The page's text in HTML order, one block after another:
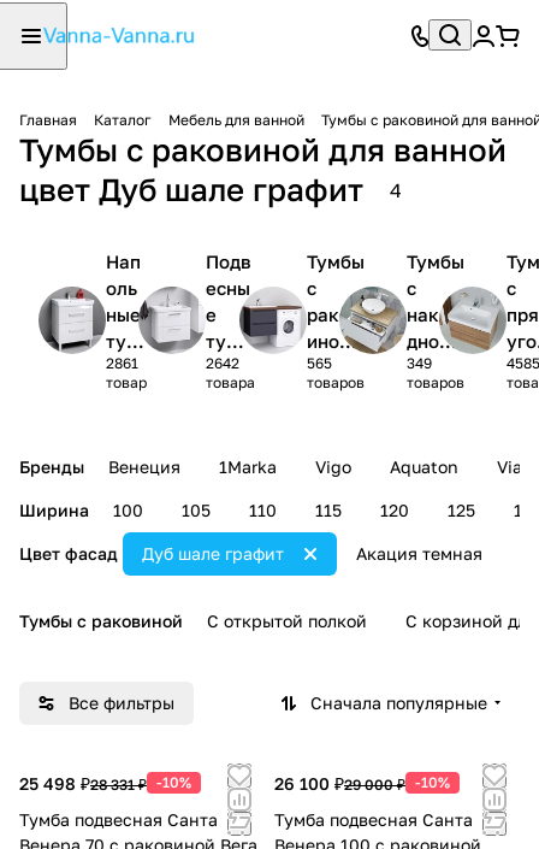
Главная Каталог Мебель для ванной Тумбы с раковиной для
Тумбы с раковиной для ванной
цвет Дуб шале графит
4
Нап
оль
ные
тум
бы с
рак
2861
товар
Подв
есны
е
тумб
ы с
рако
2642
товара
Тумбы
с
раков
иной
под
стира
ну
565
товаров
Тумбы
с
накла
дной
раков
иной
349
товаров
с
ной
4585
Бренды Венеция 1Marka Vigo Aquaton Viant
Ширина 100 105 110 115 120 125
Цвет фасад Акация темная
Дуб шале графит
Тумбы с раковиной С открытой полкой С корзиной для
Все фильтры Сначала популярные
25 498 ₽28 331 ₽ -10%
Тумба подвесная Санта
Венера 70 с раковиной Вега
26 100 ₽29 000 ₽ -10%
Тумба подвесная Санта
Венера 100 с раковиной